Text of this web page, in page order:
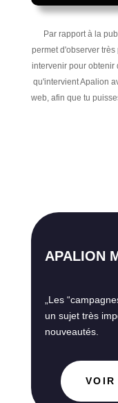
Par rapport à la
permet d'observer
intervenir pour obtenir
qu'intervient Apalion
web, afin que tu
APALION
„Les
un sujet très
nouveautés.